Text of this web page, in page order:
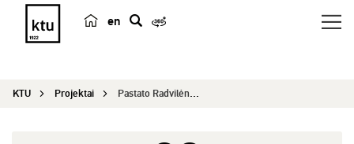
en
e
KTU Projektai Pastato Radvilėnų pl. 19, Kaune, renovavimas